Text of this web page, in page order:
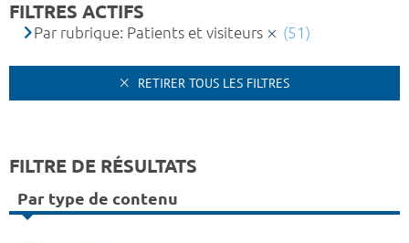
FILTRES ACTIFS
Par rubrique: Patients et visiteurs (51)
RETIRER TOUS LES FILTRES
FILTRE DE RÉSULTATS
Par type de contenu